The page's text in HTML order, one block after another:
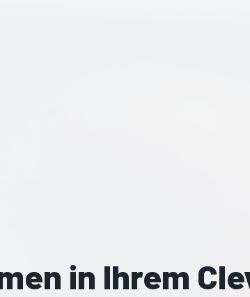
in Ihrem